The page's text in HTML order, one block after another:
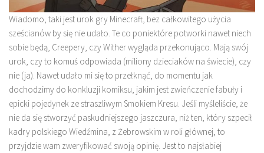
Wiadomo, taki jest urok gry Minecraft, bez całkowitego użycia
sześcianów by się nie udało. Te co poniektóre potworki nawet niech
sobie będą, Creepery, czy Wither wygląda przekonująco. Mają swój
urok, czy to komuś odpowiada (miliony dzieciaków na świecie), czy
nie (ja). Nawet udało mi się to przełknąć, do momentu jak
dochodzimy do konkluzji komiksu, jakim jest zwieńczenie fabuły i
epicki pojedynek ze straszliwym Smokiem Kresu. Jeśli myśleliście, że
nie da się stworzyć paskudniejszego jaszczura, niż ten, który szpecił
kadry polskiego Wiedźmina, z Żebrowskim w roli głównej, to
przyjdzie wam zweryfikować swoją opinię. Jest to najsłabiej